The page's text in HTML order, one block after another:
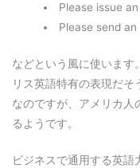
Please issue
Please send an
などという風に使います
リス英語特有の表現だ
なのですが、アメリカ人
るようです。
ビジネスで通用する英